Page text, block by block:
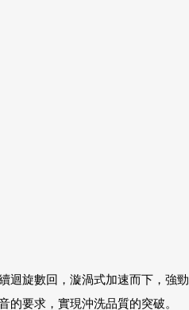
迴旋數回，漩渦式加速而下，強勁
的要求，實現沖洗品質的突破。